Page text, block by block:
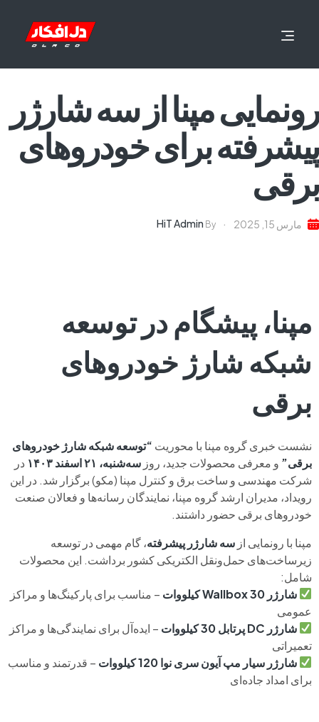
رونمایی مپنا از سه شارژر
پیشرفته برای خودروهای
برقی
مارس 15, 2025 By
HiT Admin
مپنا، پیشگام در توسعه
شبکه شارژ خودروهای
برقی
نشست خبری گروه مپنا با محوریت “توسعه شبکه شارژ خودروهای
برقی” و معرفی محصولات جدید، روز سه‌شنبه، ۲۱ اسفند ۱۴۰۳
در
شرکت مهندسی و ساخت برق و کنترل مپنا (مکو) برگزار شد. در این
رویداد، مدیران ارشد گروه مپنا، نمایندگان رسانه‌ها و فعالان صنعت
خودروهای برقی حضور داشتند.
مپنا با رونمایی از سه شارژر پیشرفته، گام مهمی در توسعه
زیرساخت‌های حمل‌ونقل الکتریکی کشور برداشت. این محصولات
شامل:
شارژر Wallbox 30 کیلووات
– مناسب برای پارکینگ‌ها و مراکز
عمومی
شارژر DC پرتابل 30 کیلووات
– ایده‌آل برای نمایندگی‌ها و مراکز
تعمیراتی
شارژر سیار مپ آیون سری نوا 120 کیلووات
– قدرتمند و مناسب
برای امداد جاده‌ای